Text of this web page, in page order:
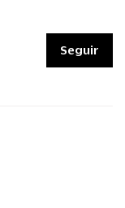
Seguir